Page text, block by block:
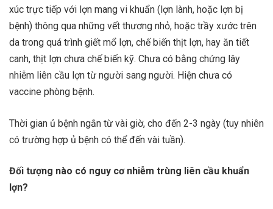
xúc trực tiếp với lợn mang vi khuẩn (lợn lành, hoặc lợn bị
bệnh) thông qua những vết thương nhỏ, hoặc trầy xước trên
da trong quá trình giết mổ lợn, chế biến thịt lợn, hay ăn tiết
canh, thịt lợn chưa chế biến kỹ. Chưa có bằng chứng lây
nhiễm liên cầu lợn từ người sang người. Hiện chưa có
vaccine phòng bệnh.
Thời gian ủ bệnh ngắn từ vài giờ, cho đến 2-3 ngày (tuy nhiên
có trường hợp ủ bệnh có thể đến vài tuần).
Đối tượng nào có nguy cơ nhiễm trùng liên cầu khuẩn
lợn?